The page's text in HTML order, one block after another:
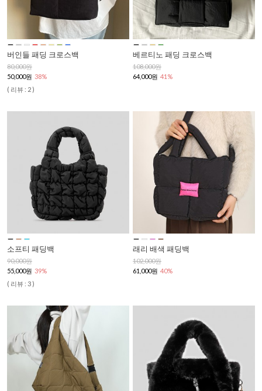
버인들 패딩 크로스백
80,000원
50,000원 38%
( 리뷰 : 2 )
베르티노 패딩 크로스백
108,000원
64,000원 41%
소프티 패딩백
90,000원
55,000원 39%
( 리뷰 : 3 )
래리 배색 패딩백
102,000원
61,000원 40%